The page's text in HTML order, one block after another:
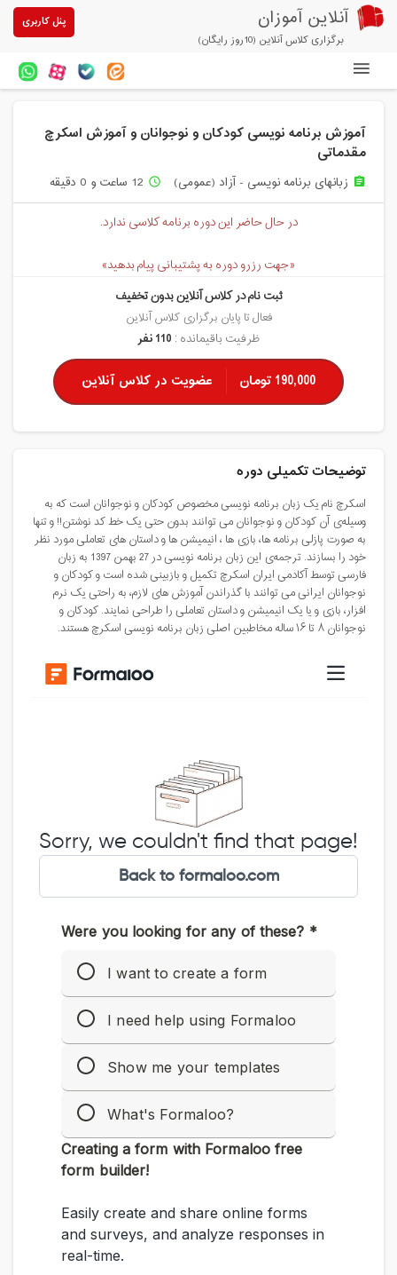
آنلاین آموزان
برگزاری کلاس آنلاین (10روز رایگان)
پنل کاربری
آزمون های آنلاین
مقالات آنلاین آموزان
خرید سرویس کلاس آنلاین
تخفیفهای مشارکتی
درباره ما
آموزش برنامه نویسی کودکان و نوجوانان و آموزش اسکرچ
مقدماتی
assignment زبانهای برنامه نویسی - آزاد (عمومی) access_time 12 ساعت و 0 دقیقه
در حال حاضر این دوره برنامه کلاسی ندارد.
«جهت رزرو دوره به پشتیبانی پیام بدهید»
ثبت نام در کلاس آنلاین بدون تخفیف
فعال تا پایان برگزاری کلاس آنلاین
ظرفیت باقیمانده : 110 نفر
190,000 تومان عضویت در کلاس آنلاین
توضیحات تکمیلی دوره
اسکرچ نام یک زبان برنامه نویسی مخصوص کودکان و نوجوانان است که به
وسیله‌ی آن کودکان و نوجوانان می توانند بدون حتی یک خط کد نوشتن!! و تنها
به صورت پازلی برنامه ها، بازی ها ، انیمیشن ها و داستان های تعاملی مورد نظر
خود را بسازند. ترجمه‌ی این زبان برنامه نویسی در 27 بهمن 1397 به زبان
فارسی توسط آکادمی ایران اسکرچ تکمیل و بازبینی شده است و کودکان و
نوجوانان ایرانی می توانند با گذراندن آموزش های لازم، به راحتی یک نرم
افزار، بازی و یا یک انیمیشن و داستان تعاملی را طراحی نمایند. کودکان و
نوجوانان ۸ تا ۱۶ ساله مخاطبین اصلی زبان برنامه نویسی اسکرچ هستند.